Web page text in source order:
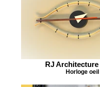
RJ
Horloge oeil